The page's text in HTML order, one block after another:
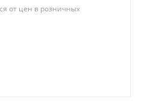
от цен в розничных